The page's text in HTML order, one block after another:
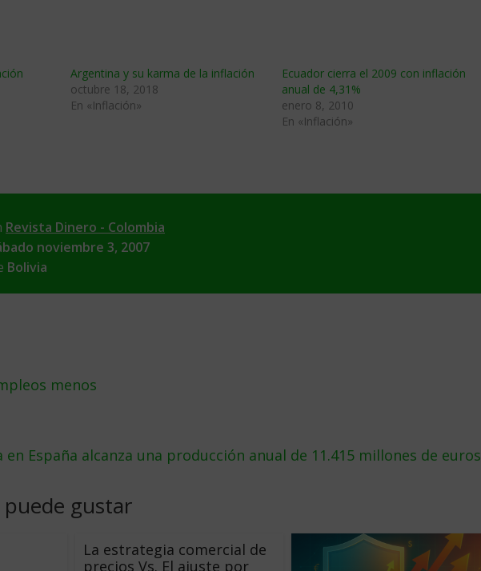
Argentina y su karma de la inflación
octubre 18, 2018
En «Inflación»
Ecuador cierra el 2009 con inflación
anual de 4,31%
enero 8, 2010
En «Inflación»
Revista Dinero - Colombia
noviembre 3, 2007
Bolivia
menos
en España alcanza una producción anual de 11.415 millones de euros
gustar
La estrategia comercial de
precios Vs. El ajuste por